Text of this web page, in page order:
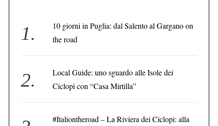
10 giorni in Puglia: dal Salento al Gargano on
the road
Local Guide: uno sguardo alle Isole dei
Ciclopi con “Casa Mirtilla”
#Italiontheroad – La Riviera dei Ciclopi: alla